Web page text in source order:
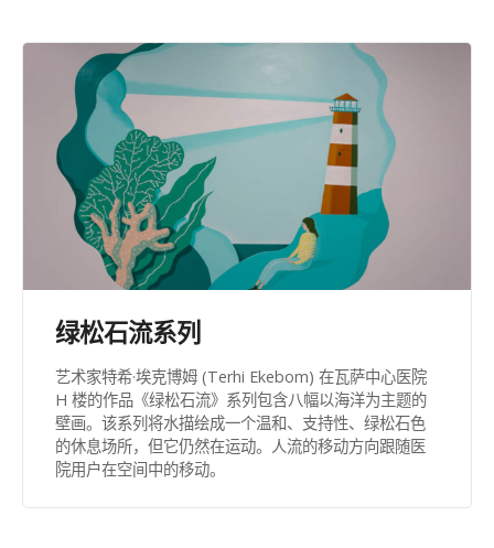
绿松石流系列
艺术家特希·埃克博姆 (Terhi Ekebom) 在瓦萨中心医院
H 楼的作品《绿松石流》系列包含八幅以海洋为主题的
壁画。该系列将水描绘成一个温和、支持性、绿松石色
的休息场所，但它仍然在运动。人流的移动方向跟随医
院用户在空间中的移动。